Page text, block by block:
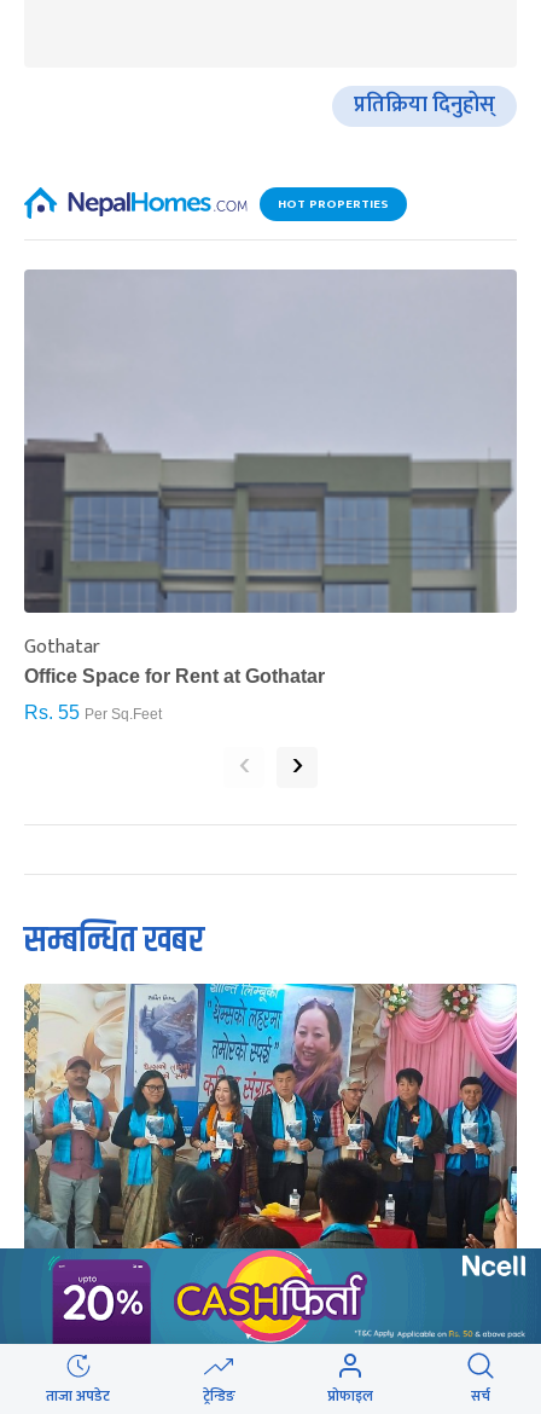
प्रतिक्रिया दिनुहोस्
HOT PROPERTIES
Gothatar
Office Space for Rent at Gothatar
Rs. 55 Per Sq.Feet
‹ ›
सम्बन्धित खबर
शान्तिको ‘थेम्सको लहरमा तमोरको स्पर्श’ सार्वजनिक
ताजा अपडेट ट्रेन्डिङ प्रोफाइल सर्च